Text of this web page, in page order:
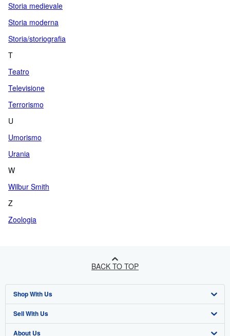
Storia medievale
Storia moderna
Storia/storiografia
T
Teatro
Televisione
Terrorismo
U
Umorismo
Urania
W
Wilbur Smith
Z
Zoologia
BACK TO TOP
Shop With Us
Advanced Search
Browse Collections
Sell With Us
Start Selling
About Us